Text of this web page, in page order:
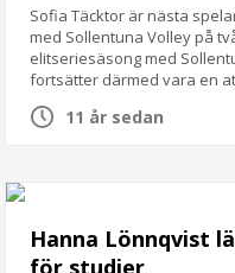
Sofia Täcktor är nästa
med Sollentuna Volley på
elitseriesäsong med
fortsätter därmed vara en
11 år sedan
Hanna Lönnqvist
för studier